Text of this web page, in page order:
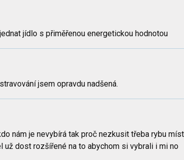
jídlo s přiměřenou energetickou hodnotou
jsem opravdu nadšená.
nám je nevybírá tak proč nezkusit třeba rybu
už dost rozšířené na to abychom si vybrali i mi no